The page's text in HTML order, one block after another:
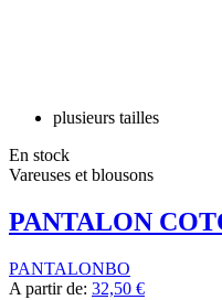
plusieurs tailles
En stock
Vareuses et blousons
PANTALON
PANTALONBO
A partir de: 32,50 €